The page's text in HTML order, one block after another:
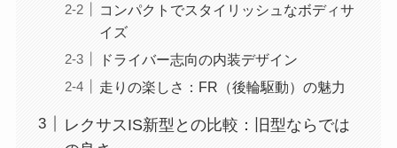
コンパクトでスタイリッシュなボディサ
イズ
ドライバー志向の内装デザイン
走りの楽しさ：FR（後輪駆動）の魅力
レクサスIS新型との比較：旧型ならでは